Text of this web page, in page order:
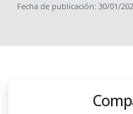
Fecha de publicación: 30/01/